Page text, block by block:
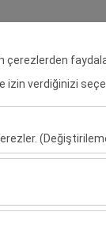
çerezlerden
izin verdiğinizi
güvenlik,
(ziyaretçi